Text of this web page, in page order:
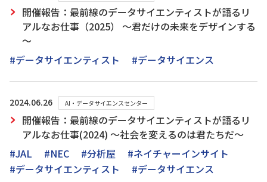
開催報告：最前線のデータサイエンティストが語るリ
アルなお仕事（2025） ～君だけの未来をデザインする
～
#データサイエンティスト
#データサイエンス
2024.06.26 AI・データサイエンスセンター
開催報告：最前線のデータサイエンティストが語るリ
アルなお仕事(2024) ～社会を変えるのは君たちだ～
#JAL
#NEC #分析屋
#ネイチャーインサイト
#データサイエンティスト
#データサイエンス